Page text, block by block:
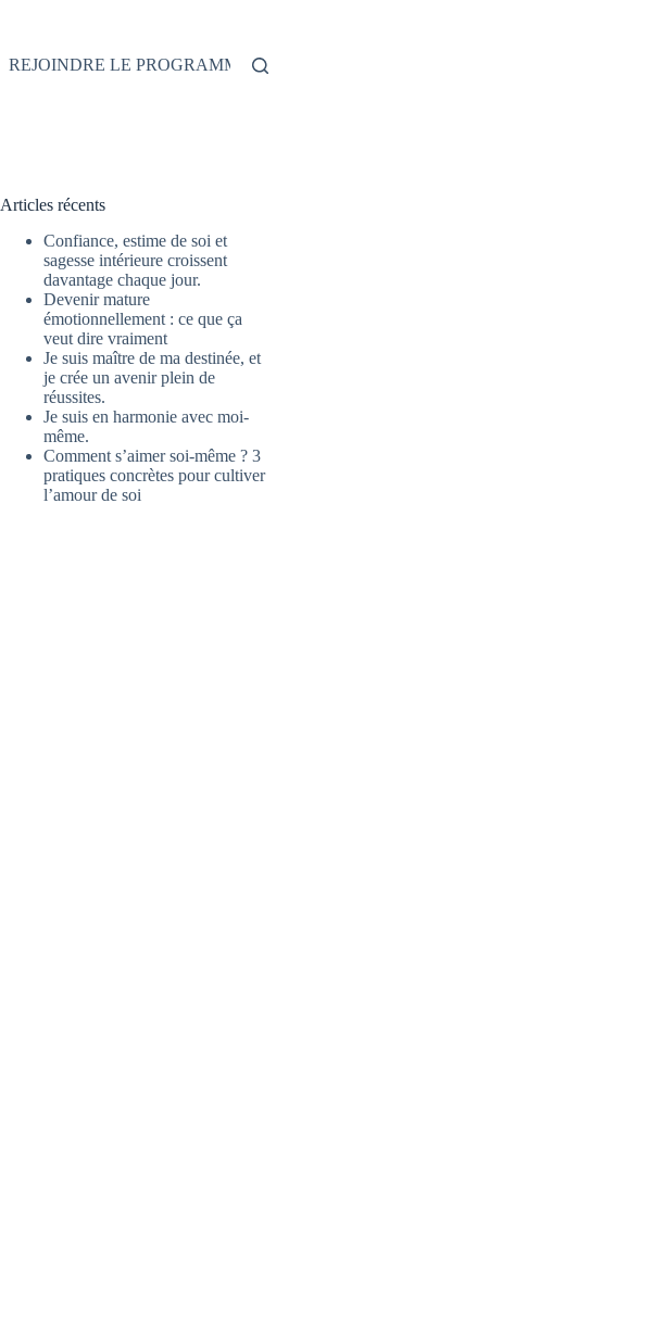
REJOINDRE LE PROGRAMME
Articles récents
Confiance, estime de soi et
sagesse intérieure croissent
davantage chaque jour.
Devenir mature
émotionnellement : ce que ça
veut dire vraiment
Je suis maître de ma destinée, et
je crée un avenir plein de
réussites.
Je suis en harmonie avec moi-
même.
Comment s’aimer soi-même ? 3
pratiques concrètes pour cultiver
l’amour de soi